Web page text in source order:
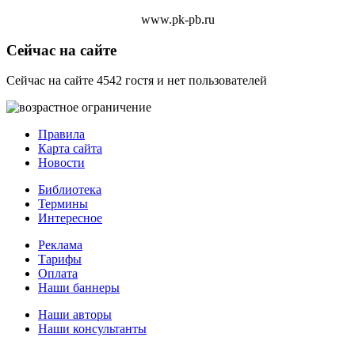
www.pk-pb.ru
Сейчас на сайте
Сейчас на сайте 4542 гостя и нет пользователей
Правила
Карта сайта
Новости
Библиотека
Термины
Интересное
Реклама
Тарифы
Оплата
Наши баннеры
Наши авторы
Наши консультанты